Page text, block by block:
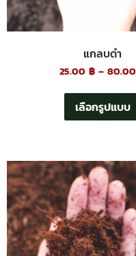
แกลบดำ
25.00 ฿ – 80.00
เลือกรูปแบบ